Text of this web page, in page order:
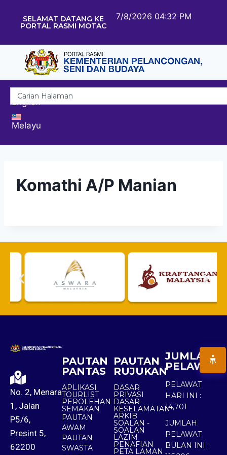
SELAMAT DATANG KE
PORTAL RASMI MOTAC
7/8/2026 04:32 PM
English
Melayu
Komathi A/P Manian
No. 2, Menara
1, Jalan
P5/6,
Presint 5,
62200
PAUTAN
PANTAS
APLIKASI
TOURLIST
PEROLEHAN
SEMAKAN
PAUTAN
AWAM
PAUTAN
SWASTA
PAUTAN
RUJUKAN
DASAR
PRIVASI
DASAR
KESELAMATAN
ARKIB
SOALAN -
SOALAN
LAZIM
PENAFIAN
PETA LAMAN
JUMLAH
PELAWAT
PELAWAT
HARI INI :
14,701
JUMLAH
PELAWAT
BULAN INI :